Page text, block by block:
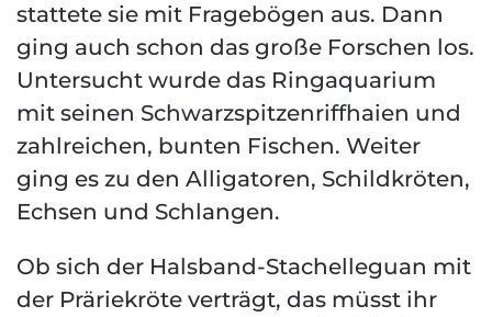
stattete sie mit Fragebögen aus. Dann
ging auch schon das große Forschen los.
Untersucht wurde das Ringaquarium
mit seinen Schwarzspitzenriffhaien und
zahlreichen, bunten Fischen. Weiter
ging es zu den Alligatoren, Schildkröten,
Echsen und Schlangen.
Ob sich der Halsband-Stachelleguan mit
der Präriekröte verträgt, das müsst ihr